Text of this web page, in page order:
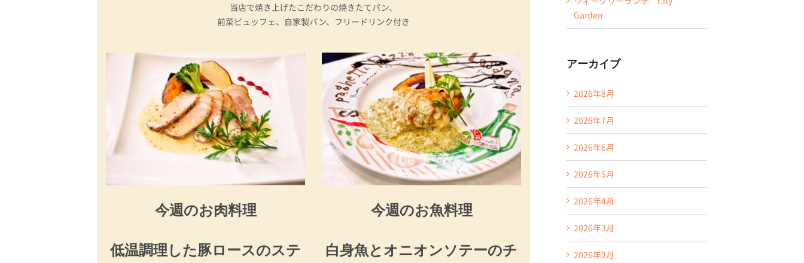
当店で焼き上げたこだわりの焼きたてパン、
前菜ビュッフェ、自家製パン、フリードリンク付き
今週のお肉料理
低温調理した豚ロースのステ
今週のお魚料理
白身魚とオニオンソテーのチ
Garden
アーカイブ
2026年8月
2026年7月
2026年6月
2026年5月
2026年4月
2026年3月
2026年2月